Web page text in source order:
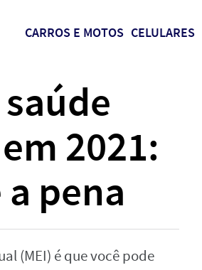
CARROS E MOTOS CELULARES
2021:
pena
(MEI) é que você pode